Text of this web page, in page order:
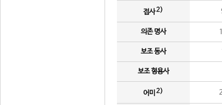
접사2)
의존 명사
보조 동사
보조 형용사
어미 2)